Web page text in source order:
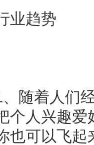
业趋势
、随着人们
个人兴趣爱
也可以飞起